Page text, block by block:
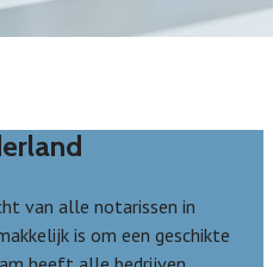
van alle notarissen in
is om een geschikte